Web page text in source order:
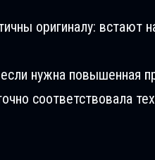
оригиналу:
нужна повышенная
соответствовала